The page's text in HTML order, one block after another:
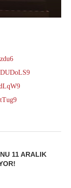
11 ARALIK